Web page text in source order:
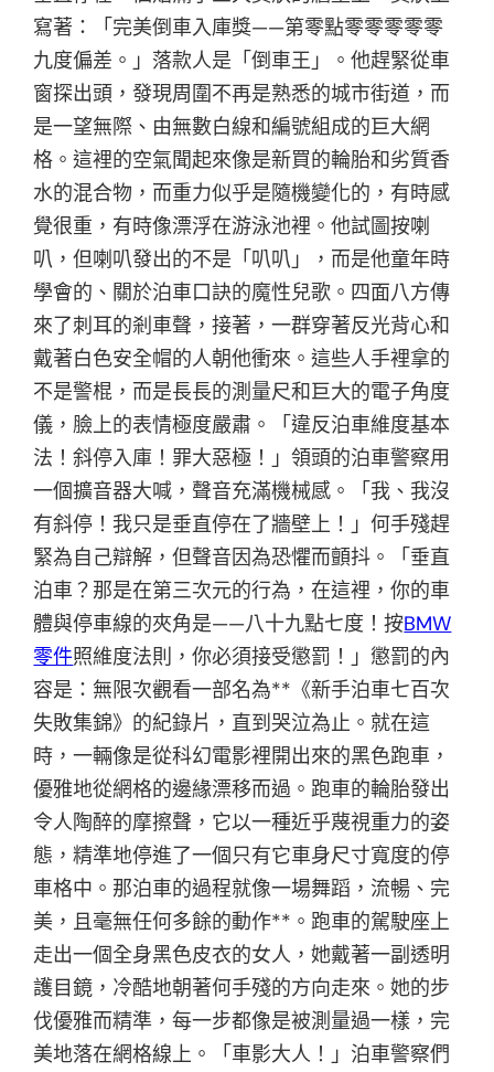
寫著：「完美倒車入庫獎——第零點零零零零零
九度偏差。」落款人是「倒車王」。他趕緊從車
窗探出頭，發現周圍不再是熟悉的城市街道，而
是一望無際、由無數白線和編號組成的巨大網
格。這裡的空氣聞起來像是新買的輪胎和劣質香
水的混合物，而重力似乎是隨機變化的，有時感
覺很重，有時像漂浮在游泳池裡。他試圖按喇
叭，但喇叭發出的不是「叭叭」，而是他童年時
學會的、關於泊車口訣的魔性兒歌。四面八方傳
來了刺耳的剎車聲，接著，一群穿著反光背心和
戴著白色安全帽的人朝他衝來。這些人手裡拿的
不是警棍，而是長長的測量尺和巨大的電子角度
儀，臉上的表情極度嚴肅。「違反泊車維度基本
法！斜停入庫！罪大惡極！」領頭的泊車警察用
一個擴音器大喊，聲音充滿機械感。「我、我沒
有斜停！我只是垂直停在了牆壁上！」何手殘趕
緊為自己辯解，但聲音因為恐懼而顫抖。「垂直
泊車？那是在第三次元的行為，在這裡，你的車
體與停車線的夾角是——八十九點七度！按BMW
零件照維度法則，你必須接受懲罰！」懲罰的內
容是：無限次觀看一部名為**《新手泊車七百次
失敗集錦》的紀錄片，直到哭泣為止。就在這
時，一輛像是從科幻電影裡開出來的黑色跑車，
優雅地從網格的邊緣漂移而過。跑車的輪胎發出
令人陶醉的摩擦聲，它以一種近乎蔑視重力的姿
態，精準地停進了一個只有它車身尺寸寬度的停
車格中。那泊車的過程就像一場舞蹈，流暢、完
美，且毫無任何多餘的動作**。跑車的駕駛座上
走出一個全身黑色皮衣的女人，她戴著一副透明
護目鏡，冷酷地朝著何手殘的方向走來。她的步
伐優雅而精準，每一步都像是被測量過一樣，完
美地落在網格線上。「車影大人！」泊車警察們